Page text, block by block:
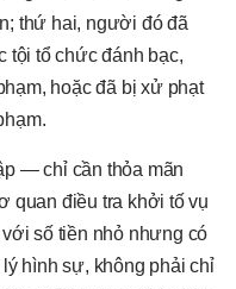
thứ hai, người đó đã
tội tổ chức đánh bạc,
hoặc đã bị xử phạt
— chỉ cần thỏa mãn
quan điều tra khởi tố vụ
số tiền nhỏ nhưng có
hình sự, không phải chỉ